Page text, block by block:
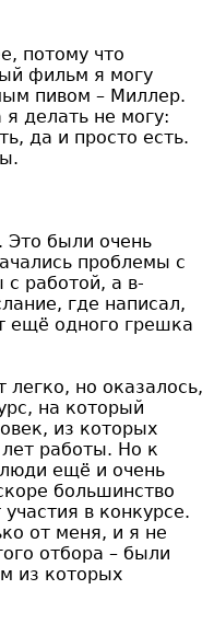
потому что
фильм я могу
пивом – Миллер.
делать не могу:
да и просто есть.
были очень
проблемы с
работой, а в-
где написал,
ещё одного грешка
легко, но оказалось,
на который
из которых
работы. Но к
люди ещё и очень
большинство
в конкурсе.
от меня, и я не
отбора – были
из которых